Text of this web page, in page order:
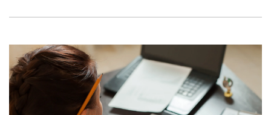
(Twitter)